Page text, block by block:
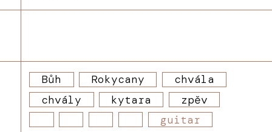
Bůh Rokycany
chvála
chvály
kytara
zpěv
guitar